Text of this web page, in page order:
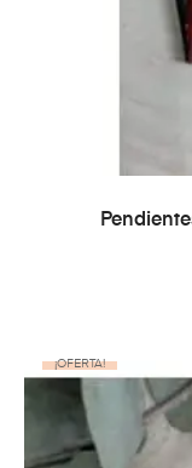
¡OFERTA!